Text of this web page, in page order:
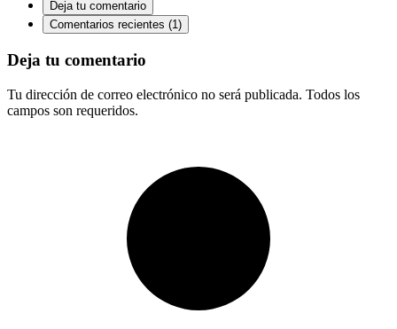
Deja tu comentario
Comentarios recientes (1)
Deja tu comentario
Tu dirección de correo electrónico no será publicada. Todos los
campos son requeridos.